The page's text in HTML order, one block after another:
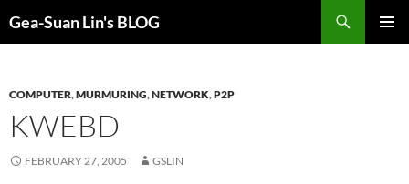
Gea-Suan Lin's BLOG
COMPUTER,MURMURING,NETWORK,P2P
KWEBD
FEBRUARY 27, 2005 GSLIN